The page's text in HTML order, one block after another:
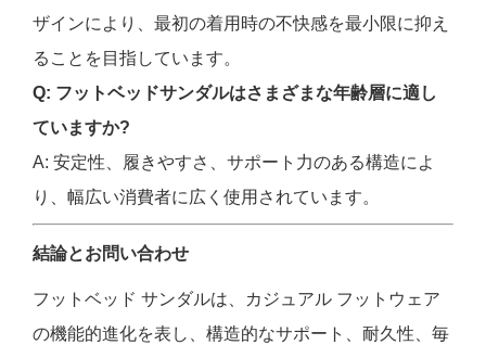
ザインにより、最初の着用時の不快感を最小限に抑え
ることを目指しています。
Q: フットベッドサンダルはさまざまな年齢層に適し
ていますか?
A: 安定性、履きやすさ、サポート力のある構造によ
り、幅広い消費者に広く使用されています。
結論とお問い合わせ
フットベッド サンダルは、カジュアル フットウェア
の機能的進化を表し、構造的なサポート、耐久性、毎